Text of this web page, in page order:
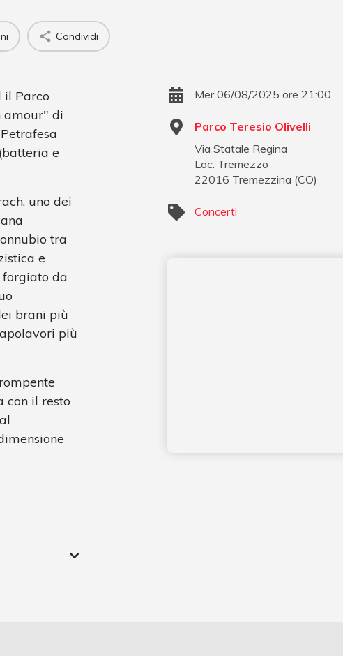
Condividi
il Parco
amour" di
e
uno dei
tra
e
da
brani più
più
con il resto
Mer 06/08/2025 ore 21:00
Parco Teresio Olivelli
Via Statale Regina
Loc. Tremezzo
22016 Tremezzina (CO)
Concerti